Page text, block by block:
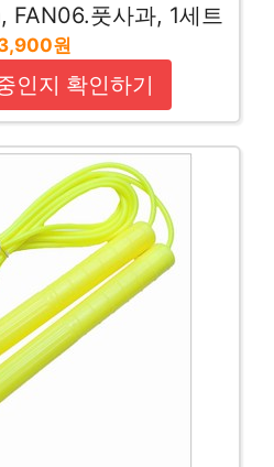
풋사과, 1세트
원
인지 확인하기